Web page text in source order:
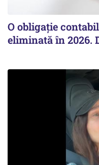
O obligație
eliminată în 2026.